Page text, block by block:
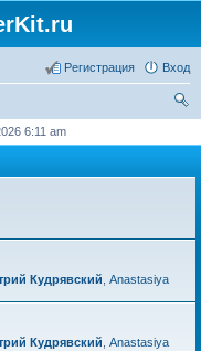
Вход
Регистрация
6:11 am
Кудрявский Anastasiya
Кудрявский Anastasiya